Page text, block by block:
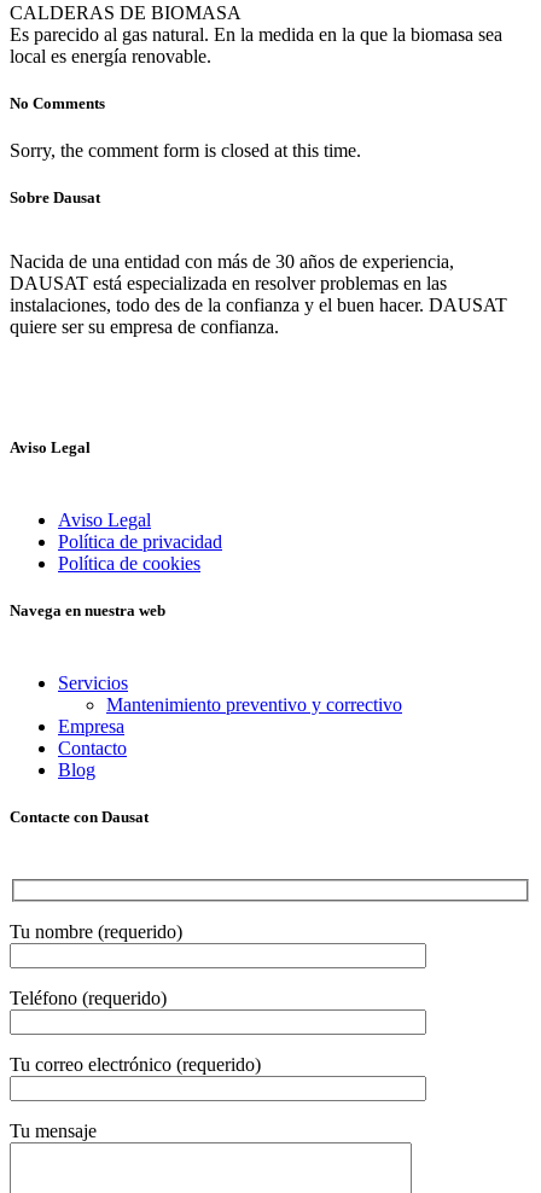
CALDERAS DE BIOMASA
Es parecido al gas natural. En la medida en la que la biomasa sea
local es energía renovable.
No Comments
Sorry, the comment form is closed at this time.
Sobre Dausat
Nacida de una entidad con más de 30 años de experiencia,
DAUSAT está especializada en resolver problemas en las
instalaciones, todo des de la confianza y el buen hacer. DAUSAT
quiere ser su empresa de confianza.
Aviso Legal
Aviso Legal
Política de privacidad
Política de cookies
Navega en nuestra web
Servicios
Mantenimiento preventivo y correctivo
Empresa
Contacto
Blog
Contacte con Dausat
Tu nombre (requerido)
Teléfono (requerido)
Tu correo electrónico (requerido)
Tu mensaje